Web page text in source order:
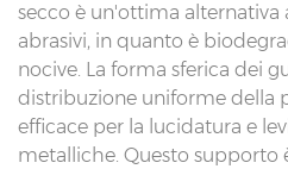
secco è un'ottima alternativa
abrasivi, in quanto è
nocive. La forma sferica dei
distribuzione uniforme della
efficace per la lucidatura e
metalliche. Questo supporto